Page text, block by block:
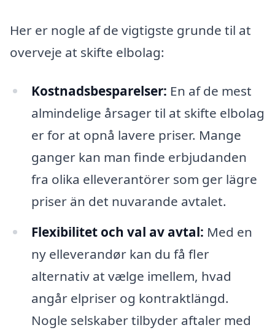
Her er nogle af de vigtigste grunde til at
overveje at skifte elbolag:
Kostnadsbesparelser: En af de mest
almindelige årsager til at skifte elbolag
er for at opnå lavere priser. Mange
ganger kan man finde erbjudanden
fra olika elleverantörer som ger lägre
priser än det nuvarande avtalet.
Flexibilitet och val av avtal: Med en
ny elleverandør kan du få fler
alternativ at vælge imellem, hvad
angår elpriser og kontraktlängd.
Nogle selskaber tilbyder aftaler med